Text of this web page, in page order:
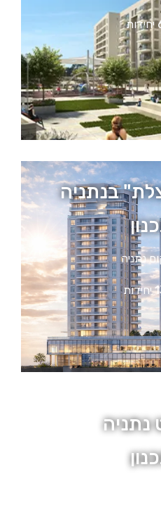
בנתניה
נתניה
נתניה